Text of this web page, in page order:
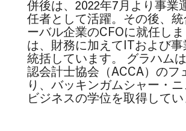
併後は、2022年7月より事業
任者として活躍。その後、統
ーバル企業のCFOに就任し
は、財務に加えてITおよび事
統括しています。 グラハム
認会計士協会（ACCA）のフ
り、バッキンガムシャー・
ビジネスの学位を取得してい